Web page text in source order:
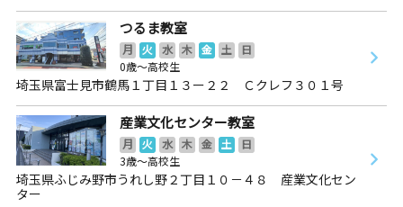
つるま教室
月 火 水 木 金 土
日
0歳～高校生
埼玉県富士見市鶴馬１丁目１３ー２２ Ｃクレフ３０１号
産業文化センター教室
月 火 水 木 金 土
日
3歳～高校生
埼玉県ふじみ野市うれし野２丁目１０－４８ 産業文化セン
ター